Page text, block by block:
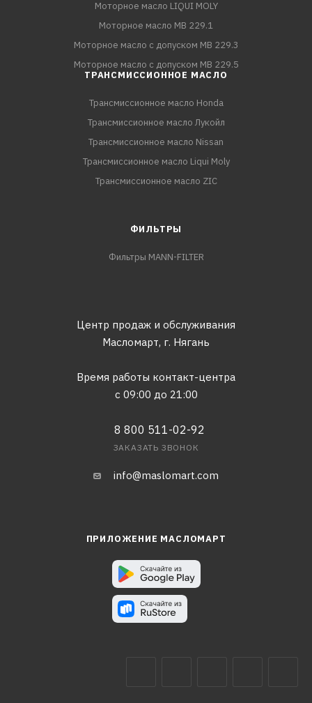
Моторное масло LIQUI MOLY
Моторное масло MB 229.1
Моторное масло с допуском MB 229.3
Моторное масло с допуском MB 229.5
ТРАНСМИССИОННОЕ МАСЛО
Трансмиссионное масло Honda
Трансмиссионное масло Лукойл
Трансмиссионное масло Nissan
Трансмиссионное масло Liqui Moly
Трансмиссионное масло ZIC
ФИЛЬТРЫ
Фильтры MANN-FILTER
Центр продаж и обслуживания
Масломарт, г. Нягань
Время работы контакт-центра
с 09:00 до 21:00
8 800 511-02-92
ЗАКАЗАТЬ ЗВОНОК
info@maslomart.com
ПРИЛОЖЕНИЕ МАСЛОМАРТ